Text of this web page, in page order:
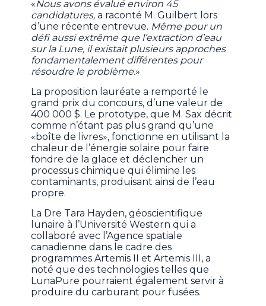
«Nous avons évalué environ 45
candidatures,a raconté M. Guilbert lors
d’une récente entrevue. Même pour un
défi aussi extrême que l’extraction d’eau
sur la Lune, il existait plusieurs approches
fondamentalement différentes pour
résoudre le problème.»
La proposition lauréate a remporté le
grand prix du concours, d’une valeur de
400 000 $. Le prototype, que M. Sax décrit
comme n’étant pas plus grand qu’une
«boîte de livres», fonctionne en utilisant la
chaleur de l’énergie solaire pour faire
fondre de la glace et déclencher un
processus chimique qui élimine les
contaminants, produisant ainsi de l’eau
propre.
La Dre Tara Hayden, géoscientifique
lunaire à l’Université Western qui a
collaboré avec l’Agence spatiale
canadienne dans le cadre des
programmes Artemis II et Artemis III, a
noté que des technologies telles que
LunaPure pourraient également servir à
produire du carburant pour fusées.